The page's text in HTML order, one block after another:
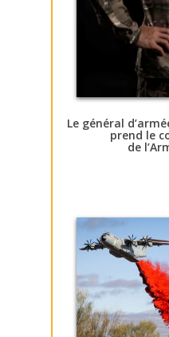
Le général
prend le
de